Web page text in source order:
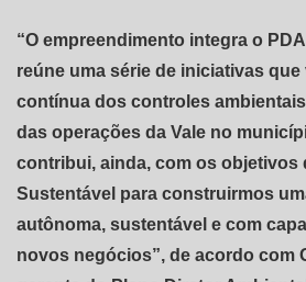
“O empreendimento integra o
reúne uma série de iniciativas
contínua dos controles
das operações da Vale no
contribui, ainda, com os objetivos
Sustentável para construirmos
autônoma, sustentável e com
novos negócios”, de acordo com